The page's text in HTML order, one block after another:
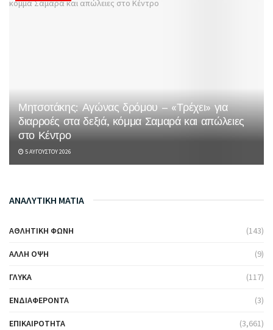
Μητσοτάκης: Αγώνας δρόμου – «Τρέχει» για
διαρροές στα δεξιά, κόμμα Σαμαρά και απώλειες
στο Κέντρο
5 ΑΥΓΟΎΣΤΟΥ 2026
ΑΝΑΛΥΤΙΚΗ ΜΑΤΙΑ
ΑΘΛΗΤΙΚΉ ΦΩΝΉ (143)
ΆΛΛΗ ΌΨΗ (9)
ΓΛΥΚΆ (117)
ΕΝΔΙΑΦΈΡΟΝΤΑ (3)
ΕΠΙΚΑΙΡΌΤΗΤΑ (3,661)